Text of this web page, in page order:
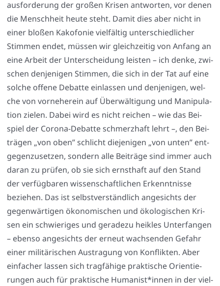
aus­for­de­rung der gro­ßen Kri­sen ant­wor­ten, vor denen
die Mensch­heit heu­te steht. Damit dies aber nicht in
einer blo­ßen Kako­fo­nie viel­fäl­tig unter­schied­li­cher
Stim­men endet, müs­sen wir gleich­zei­tig von Anfang an
eine Arbeit der Unter­schei­dung leis­ten – ich den­ke, zwi­
schen den­je­ni­gen Stim­men, die sich in der Tat auf eine
sol­che offe­ne Debat­te ein­las­sen und den­je­ni­gen, wel­
che von vor­ne­her­ein auf Über­wäl­ti­gung und Mani­pu­la­
ti­on zie­len. Dabei wird es nicht rei­chen – wie das Bei­
spiel der Coro­na-Debat­te schmerz­haft lehrt –, den Bei­
trä­gen „von oben” schlicht die­je­ni­gen „von unten” ent­
ge­gen­zu­set­zen, son­dern alle Bei­trä­ge sind immer auch
dar­an zu prü­fen, ob sie sich ernst­haft auf den Stand
der ver­füg­ba­ren wis­sen­schaft­li­chen Erkennt­nis­se
bezie­hen. Das ist selbst­ver­ständ­lich ange­sichts der
gegen­wär­ti­gen öko­no­mi­schen und öko­lo­gi­schen Kri­
sen ein schwie­ri­ges und gera­de­zu heik­les Unter­fan­gen
– eben­so ange­sichts der erneut wach­sen­den Gefahr
einer mili­tä­ri­schen Aus­tra­gung von Kon­flik­ten. Aber
ein­fa­cher las­sen sich trag­fä­hi­ge prak­ti­sche Ori­en­tie­
run­gen auch für prak­ti­sche Humanist*innen in der viel­